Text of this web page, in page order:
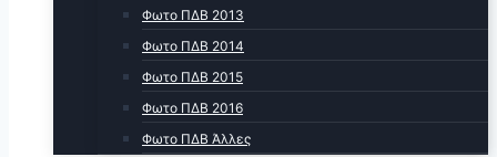
Φωτο ΠΔΒ 2013
Φωτο ΠΔΒ 2014
Φωτο ΠΔΒ 2015
Φωτο ΠΔΒ 2016
Φωτο ΠΔΒ Άλλες